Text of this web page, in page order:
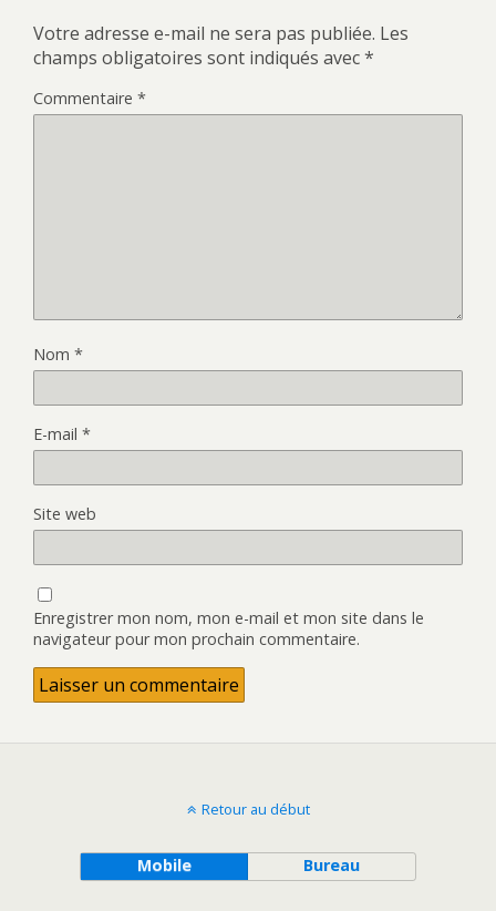
Votre adresse e-mail ne sera pas publiée. Les
champs obligatoires sont indiqués avec*
Commentaire *
Nom *
E-mail *
Site web
Enregistrer mon nom, mon e-mail et mon site dans le
navigateur pour mon prochain commentaire.
Retour au début
Mobile Bureau